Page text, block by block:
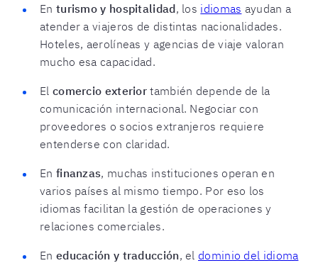
En turismo y hospitalidad, los idiomas ayudan a
atender a viajeros de distintas nacionalidades.
Hoteles, aerolíneas y agencias de viaje valoran
mucho esa capacidad.
El comercio exterior también depende de la
comunicación internacional. Negociar con
proveedores o socios extranjeros requiere
entenderse con claridad.
En finanzas, muchas instituciones operan en
varios países al mismo tiempo. Por eso los
idiomas facilitan la gestión de operaciones y
relaciones comerciales.
En educación y traducción, el dominio del idioma